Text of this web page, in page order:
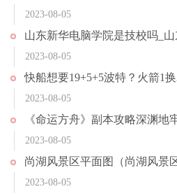
2023-08-05
山东新华电脑学院是技校吗_
2023-08-05
快船想要19+5+5波特？火箭1换2
2023-08-05
《命运方舟》副本攻略深渊地
2023-08-05
尚湖风景区平面图（尚湖风景区
2023-08-05